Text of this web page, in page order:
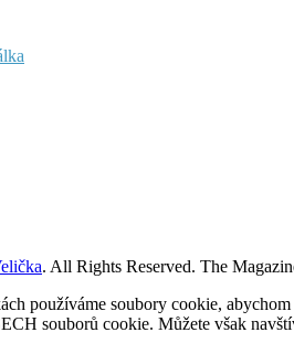
. All Rights Reserved. The
používáme soubory cookie,
souborů cookie. Můžete však